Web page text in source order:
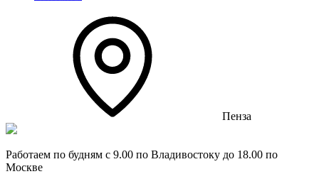
Пенза
Работаем по будням с 9.00 по Владивостоку до 18.00 по
Москве